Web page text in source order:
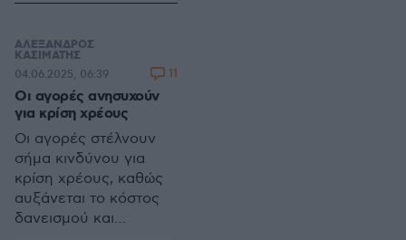
περιθώριο για
καθυστερήσεις ή
απώλειες πόρων
ΑΛΕΞΑΝΔΡΟΣ
ΚΑΣΙΜΑΤΗΣ
Οι αγορές ανησυχούν
για κρίση χρέους
Οι αγορές στέλνουν
σήμα κινδύνου για
κρίση χρέους, καθώς
αυξάνεται το κόστος
δανεισμού και
04.06.2025, 06:39 11